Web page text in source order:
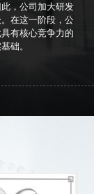
，公司加大研发
在这一阶段，公
有核心竞争力的
础。